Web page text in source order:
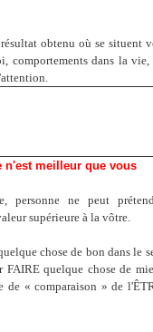
obtenu où se situent
comportements dans la
n'est meilleur que vous
personne ne peut
supérieure à la vôtre.
chose de bon dans le
FAIRE quelque chose de
de « comparaison » de